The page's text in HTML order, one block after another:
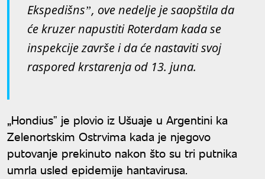
Ekspedišnsˮ, ove nedelje je saopštila da
će kruzer napustiti Roterdam kada se
inspekcije završe i da će nastaviti svoj
raspored krstarenja od 13. juna.
„Hondiusˮ je plovio iz Ušuaje u Argentini ka
Zelenortskim Ostrvima kada je njegovo
putovanje prekinuto nakon što su tri putnika
umrla usled epidemije hantavirusa.